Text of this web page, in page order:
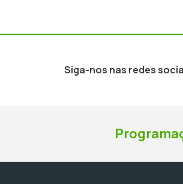
Siga-nos nas redes